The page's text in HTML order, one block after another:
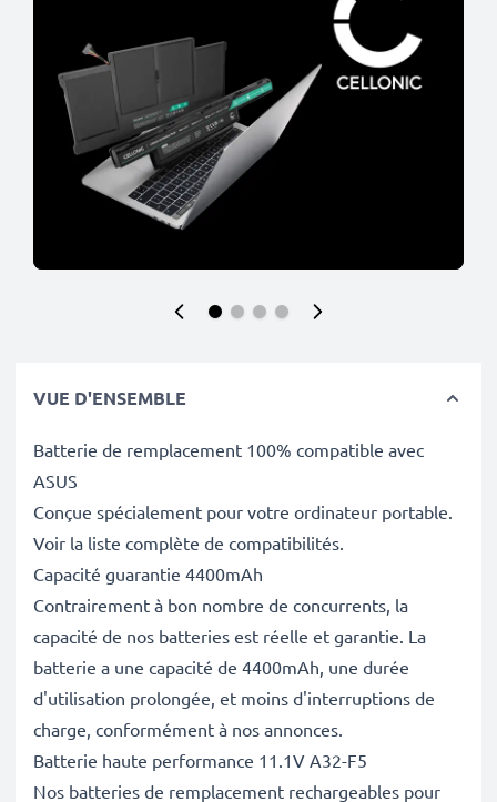
VUE D'ENSEMBLE
Batterie de remplacement 100% compatible avec
ASUS
Conçue spécialement pour votre ordinateur portable.
Voir la liste complète de compatibilités.
Capacité guarantie 4400mAh
Contrairement à bon nombre de concurrents, la
capacité de nos batteries est réelle et garantie. La
batterie a une capacité de 4400mAh, une durée
d'utilisation prolongée, et moins d'interruptions de
charge, conformément à nos annonces.
Batterie haute performance 11.1V A32-F5
Nos batteries de remplacement rechargeables pour